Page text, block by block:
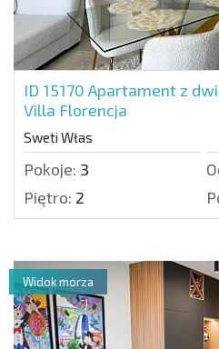
ID 15170 Apartament z
Villa Florencja
Sweti Włas
Pokoje: 3
Piętro: 2
Widok morza